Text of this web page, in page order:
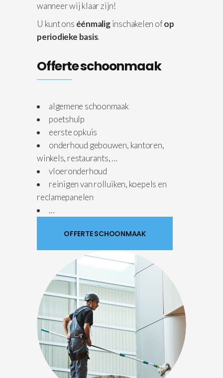
wanneer wij klaar zijn!
U kunt ons éénmaliginschakelen ofop
periodieke basis.
Offerte schoonmaak
algemene schoonmaak
poetshulp
eerste opkuis
onderhoud gebouwen, kantoren,
winkels, restaurants, …
vloeronderhoud
reinigen van rolluiken, koepels en
reclamepanelen
…
OFFERTE SCHOONMAAK